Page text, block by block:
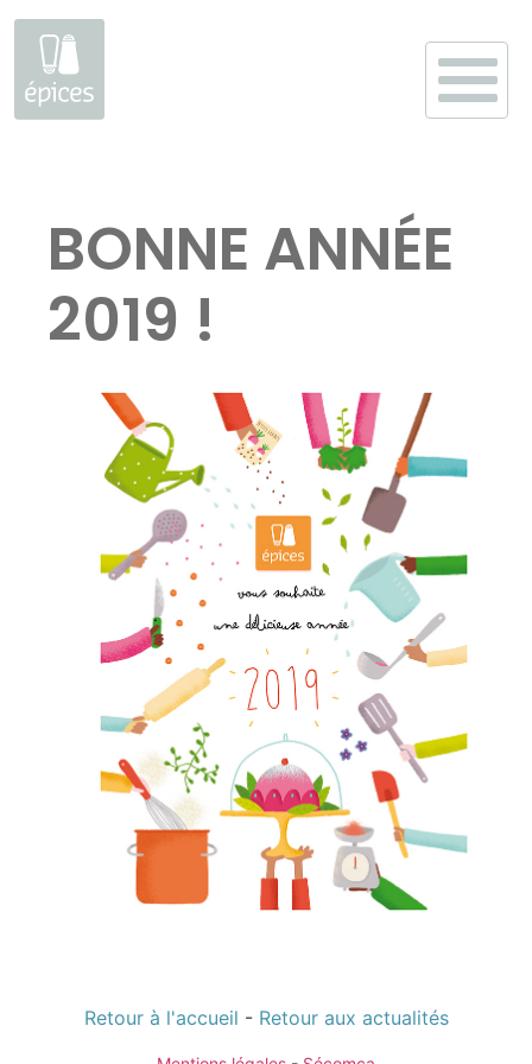
contenuBONNE ANNÉE
2019 !
Retour à l'accueil - Retour aux actualités